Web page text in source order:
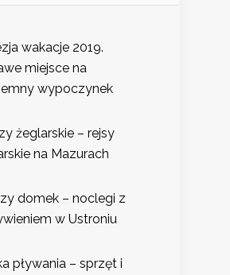
wakacje 2019.
miejsce na
wypoczynek
żeglarskie – rejsy
na Mazurach
domek – noclegi z
w Ustroniu
pływania – sprzęt i